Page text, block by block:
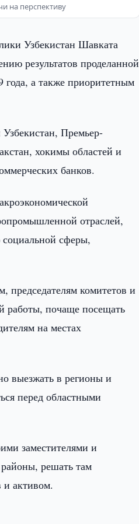
на перспективу
Узбекистан Шавката
результатов проделанной
года, а также приоритетным
Премьер-
хокимы областей и
банков.
отраслей,
сферы,
председателям комитетов и
работы, почаще посещать
на местах
выезжать в регионы и
перед областными
заместителями и
решать там
и активом.